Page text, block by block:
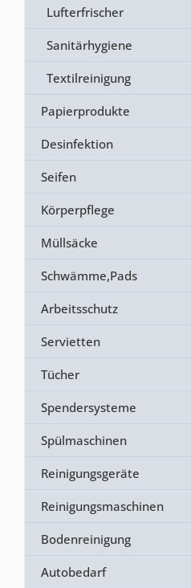
Lufterfrischer
Sanitärhygiene
Textilreinigung
Papierprodukte
Desinfektion
Seifen
Körperpflege
Müllsäcke
Schwämme,Pads
Arbeitsschutz
Servietten
Tücher
Spendersysteme
Spülmaschinen
Reinigungsgeräte
Reinigungsmaschinen
Bodenreinigung
Autobedarf